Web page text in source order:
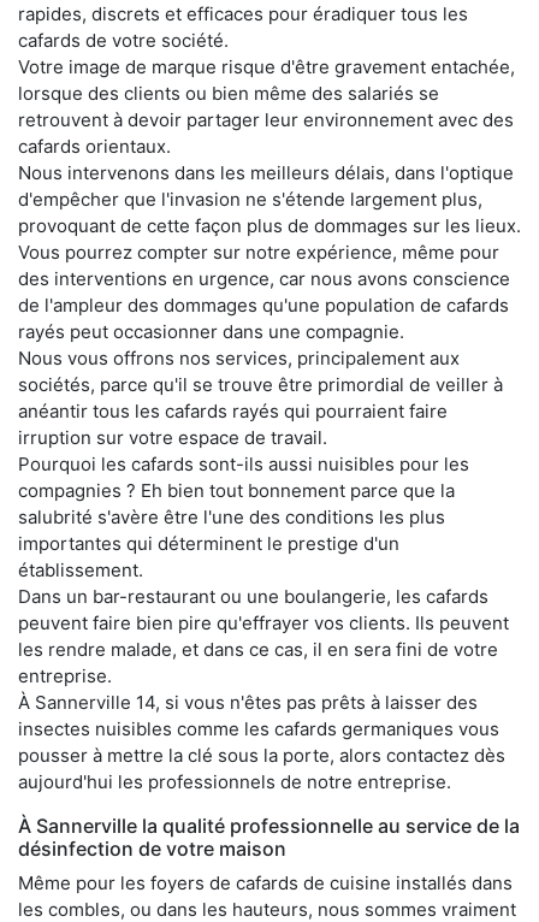
rapides, discrets et efficaces pour éradiquer tous les
cafards de votre société.
Votre image de marque risque d'être gravement entachée,
lorsque des clients ou bien même des salariés se
retrouvent à devoir partager leur environnement avec des
cafards orientaux.
Nous intervenons dans les meilleurs délais, dans l'optique
d'empêcher que l'invasion ne s'étende largement plus,
provoquant de cette façon plus de dommages sur les lieux.
Vous pourrez compter sur notre expérience, même pour
des interventions en urgence, car nous avons conscience
de l'ampleur des dommages qu'une population de cafards
rayés peut occasionner dans une compagnie.
Nous vous offrons nos services, principalement aux
sociétés, parce qu'il se trouve être primordial de veiller à
anéantir tous les cafards rayés qui pourraient faire
irruption sur votre espace de travail.
Pourquoi les cafards sont-ils aussi nuisibles pour les
compagnies ? Eh bien tout bonnement parce que la
salubrité s'avère être l'une des conditions les plus
importantes qui déterminent le prestige d'un
établissement.
Dans un bar-restaurant ou une boulangerie, les cafards
peuvent faire bien pire qu'effrayer vos clients. Ils peuvent
les rendre malade, et dans ce cas, il en sera fini de votre
entreprise.
À Sannerville 14, si vous n'êtes pas prêts à laisser des
insectes nuisibles comme les cafards germaniques vous
pousser à mettre la clé sous la porte, alors contactez dès
aujourd'hui les professionnels de notre entreprise.
À Sannerville la qualité professionnelle au service de la
désinfection de votre maison
Même pour les foyers de cafards de cuisine installés dans
les combles, ou dans les hauteurs, nous sommes vraiment